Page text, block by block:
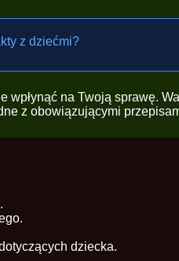
z dziećmi?
wpłynąć na Twoją sprawę.
z obowiązującymi
dziecka.